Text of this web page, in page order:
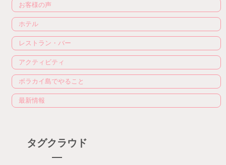
お客様の声
ホテル
レストラン・バー
アクティビティ
ボラカイ島でやること
最新情報
タグクラウド